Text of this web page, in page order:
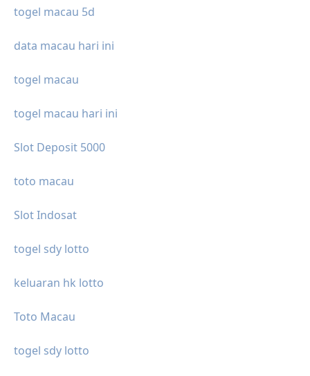
togel macau 5d
data macau hari ini
togel macau
togel macau hari ini
Slot Deposit 5000
toto macau
Slot Indosat
togel sdy lotto
keluaran hk lotto
Toto Macau
togel sdy lotto